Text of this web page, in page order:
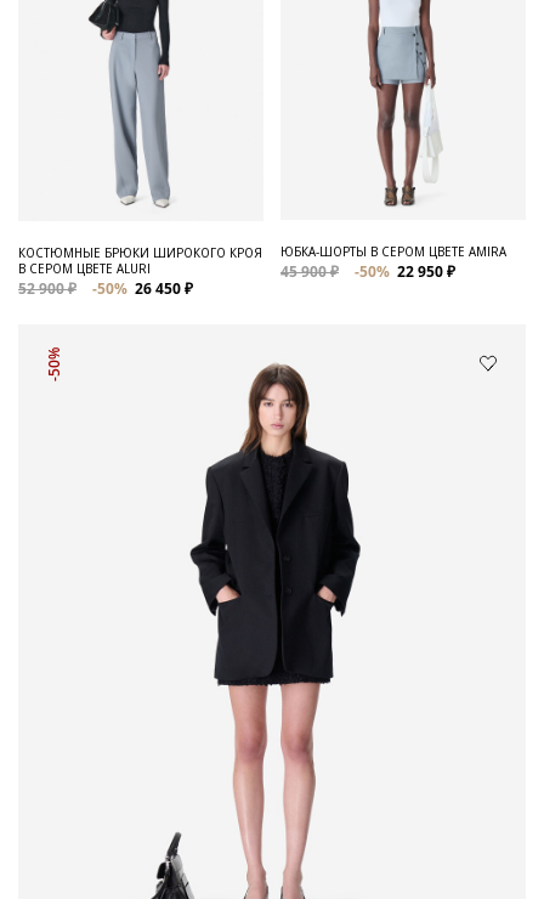
КОСТЮМНЫЕ БРЮКИ ШИРОКОГО КРОЯ
В СЕРОМ ЦВЕТЕ ALURI
52 900 ₽ -50% 26 450 ₽
ЮБКА-ШОРТЫ В СЕРОМ ЦВЕТЕ AMIRA
45 900 ₽ -50% 22 950 ₽
-50%